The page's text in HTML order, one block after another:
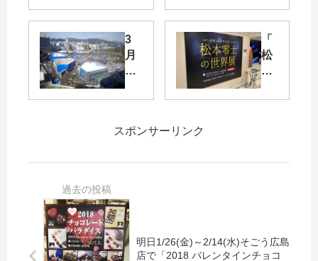
ド
リ
ン
ス
広
カ
ー
プ
の
に
お
り
づ
る
オ
3
月
31
に
業
定
広
島
市
「
松
本
零
士
展
19(
木)
スポンサーリンク
明日1/26(金)～2/14(水)そごう広島
店で「2018 バレンタインチョコ